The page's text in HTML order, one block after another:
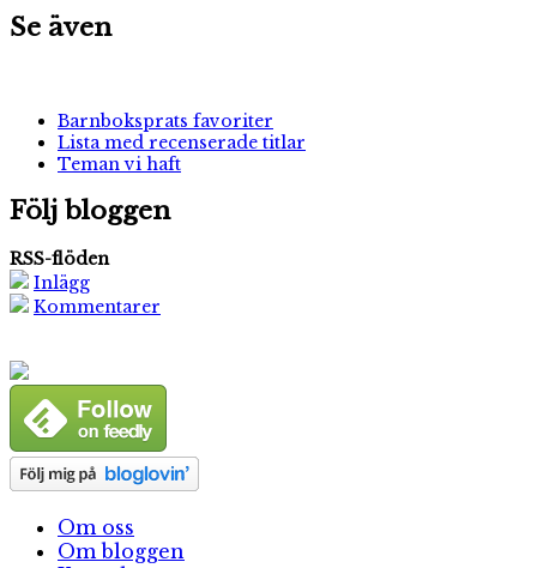
Se även
Barnboksprats favoriter
Lista med recenserade titlar
Teman vi haft
Följ bloggen
RSS-flöden
Inlägg
Kommentarer
Om oss
Om bloggen